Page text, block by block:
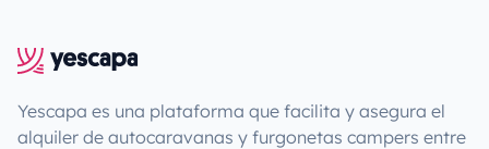
Yescapa es una plataforma que facilita y asegura el
alquiler de autocaravanas y furgonetas campers entre